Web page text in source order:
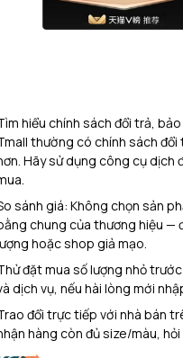
hiểu chính sách đổi trả,
thường có chính sách
Hãy sử dụng công cụ dịch
sánh giá: Không chọn sản
chung của thương hiệu —
hoặc shop giả mạo.​
đặt mua số lượng nhỏ
dịch vụ, nếu hài lòng mới
đổi trực tiếp với nhà bán
hàng còn đủ size/màu,